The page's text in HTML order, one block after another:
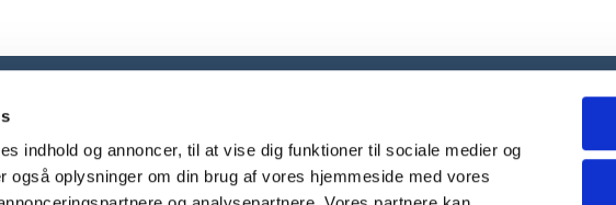
indhold og annoncer, til at vise dig funktioner til sociale medier og
også oplysninger om din brug af vores hjemmeside med vores
24 25 00 78
 broenderslev.provsti@km.dk